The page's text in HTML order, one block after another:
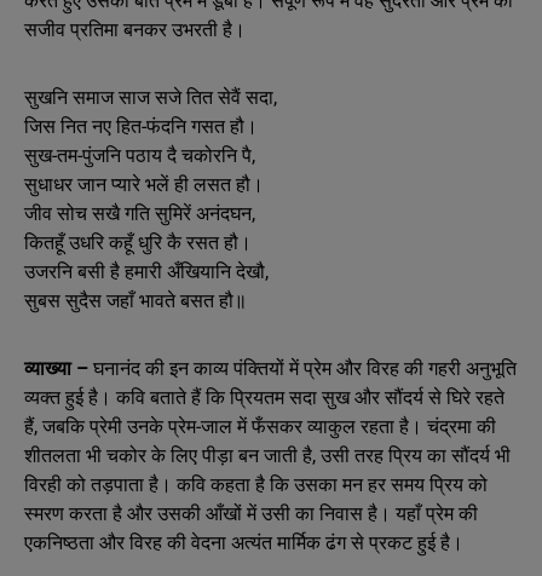
सजीव प्रतिमा बनकर उभरती है।
सुखनि समाज साज सजे तित सेवैं सदा,
जिस नित नए हित-फंदनि गसत हौ।
सुख-तम-पुंजनि पठाय दै चकोरनि पै,
सुधाधर जान प्यारे भलें ही लसत हौ।
जीव सोच सखै गति सुमिरें अनंदघन,
कितहूँ उधरि कहूँ धुरि कै रसत हौ।
उजरनि बसी है हमारी अँखियानि देखौ,
सुबस सुदैस जहाँ भावते बसत हौ॥
व्याख्या – घनानंद की इन काव्य पंक्तियों में प्रेम और विरह की गहरी अनुभूति
व्यक्त हुई है। कवि बताते हैं कि प्रियतम सदा सुख और सौंदर्य से घिरे रहते
हैं, जबकि प्रेमी उनके प्रेम-जाल में फँसकर व्याकुल रहता है। चंद्रमा की
शीतलता भी चकोर के लिए पीड़ा बन जाती है, उसी तरह प्रिय का सौंदर्य भी
विरही को तड़पाता है। कवि कहता है कि उसका मन हर समय प्रिय को
स्मरण करता है और उसकी आँखों में उसी का निवास है। यहाँ प्रेम की
एकनिष्ठता और विरह की वेदना अत्यंत मार्मिक ढंग से प्रकट हुई है।